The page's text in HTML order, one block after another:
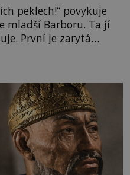
peklech!“ povykuje
mladší Barboru. Ta jí
První je zarytá
kališnice. A každá z
slavného hradu
boje. Za manželku má